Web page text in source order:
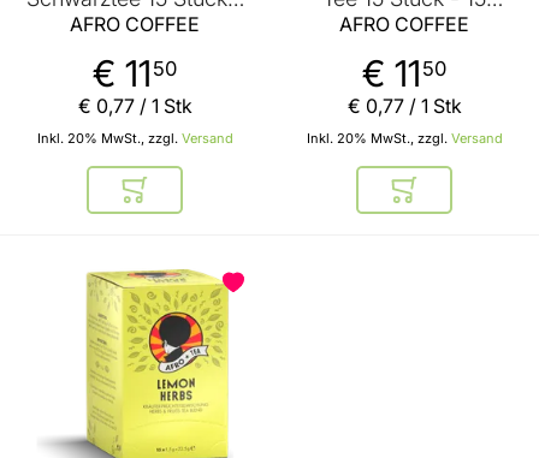
15 handgenähte
Tee von AFRO COFFEE
AFRO COFFEE
€ 11 50
Inkl. 20% MwSt., zzgl. Versand
€ 0,77/ 1 Stk
In den Warenkorb
handgenähte
von AFRO COFFEE
AFRO COFFEE
€ 11 50
Inkl. 20% MwSt., zzgl. Versand
€ 0,77/ 1 Stk
In den